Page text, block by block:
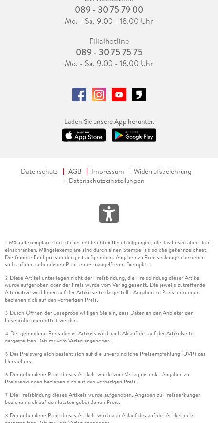
089 - 30 75 79 00
Mo. - Sa. 9.00 - 18.00 Uhr
Filialhotline
089 - 30 75 75 75
Mo. - Sa. 9.00 - 18.00 Uhr
Laden Sie unsere App herunter.
Datenschutz AGB Impressum
Widerrufsbelehrung
Datenschutzeinstellungen
1 Mängelexemplare sind Bücher mit leichten Beschädigungen, die das Lesen aber nicht
einschränken. Mängelexemplare sind durch einen Stempel als solche gekennzeichnet.
Die frühere Buchpreisbindung ist aufgehoben. Angaben zu Preissenkungen beziehen
sich auf den gebundenen Preis eines mangelfreien Exemplars.
2 Diese Artikel unterliegen nicht der Preisbindung, die Preisbindung dieser Artikel
wurde aufgehoben oder der Preis wurde vom Verlag gesenkt. Die jeweils zutreffende
Alternative wird Ihnen auf der Artikelseite dargestellt. Angaben zu Preissenkungen
beziehen sich auf den vorherigen Preis.
3 Durch Öffnen der Leseprobe willigen Sie ein, dass Daten an den Anbieter der
Leseprobe übermittelt werden.
4 Der gebundene Preis dieses Artikels wird nach Ablauf des auf der Artikelseite
dargestellten Datums vom Verlag angehoben.
5 Der Preisvergleich bezieht sich auf die unverbindliche Preisempfehlung (UVP) des
Herstellers.
6 Der gebundene Preis dieses Artikels wurde vom Verlag gesenkt. Angaben zu
Preissenkungen beziehen sich auf den vorherigen Preis.
7 Die Preisbindung dieses Artikels wurde aufgehoben. Angaben zu Preissenkungen
beziehen sich auf den letzten gebundenen Preis.
8 Der gebundene Preis dieses Artikels wird nach Ablauf des auf der Artikelseite